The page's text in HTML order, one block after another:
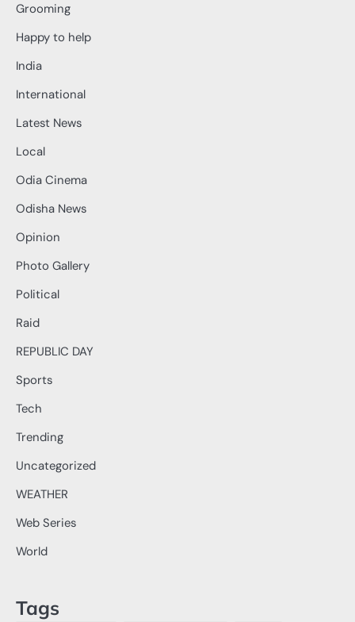
Grooming
Happy to help
India
International
Latest News
Local
Odia Cinema
Odisha News
Opinion
Photo Gallery
Political
Raid
REPUBLIC DAY
Sports
Tech
Trending
Uncategorized
WEATHER
Web Series
World
Tags